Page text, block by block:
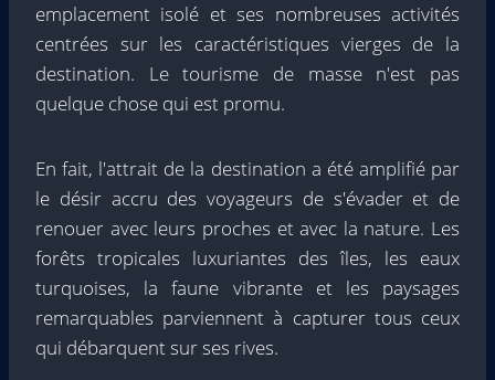
emplacement isolé et ses nombreuses activités
centrées sur les caractéristiques vierges de la
destination. Le tourisme de masse n'est pas
quelque chose qui est promu.
En fait, l'attrait de la destination a été amplifié par
le désir accru des voyageurs de s'évader et de
renouer avec leurs proches et avec la nature. Les
forêts tropicales luxuriantes des îles, les eaux
turquoises, la faune vibrante et les paysages
remarquables parviennent à capturer tous ceux
qui débarquent sur ses rives.